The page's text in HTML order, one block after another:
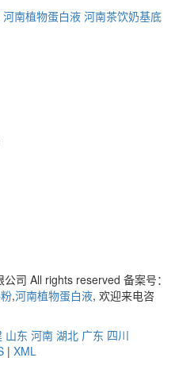
河南植物蛋白液 河南茶饮奶基底
司 All rights reserved 备案号：
,河南植物蛋白液, 欢迎来电咨
山东 河南 湖北 广东 四川
| XML